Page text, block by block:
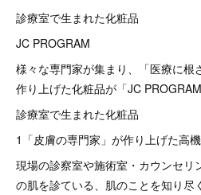
診療室で生まれた化粧品
JC PROGRAM
様々な専門家が集まり、「医療に根
作り上げた化粧品が「JC
診療室で生まれた化粧品
1「皮膚の専門家」が作り上げた高
現場の診察室や施術室・カウンセリ
の肌を診ている、肌のことを知り尽